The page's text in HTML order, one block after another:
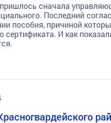
сначала
Последний
пособия, причиной
сертификата. И как